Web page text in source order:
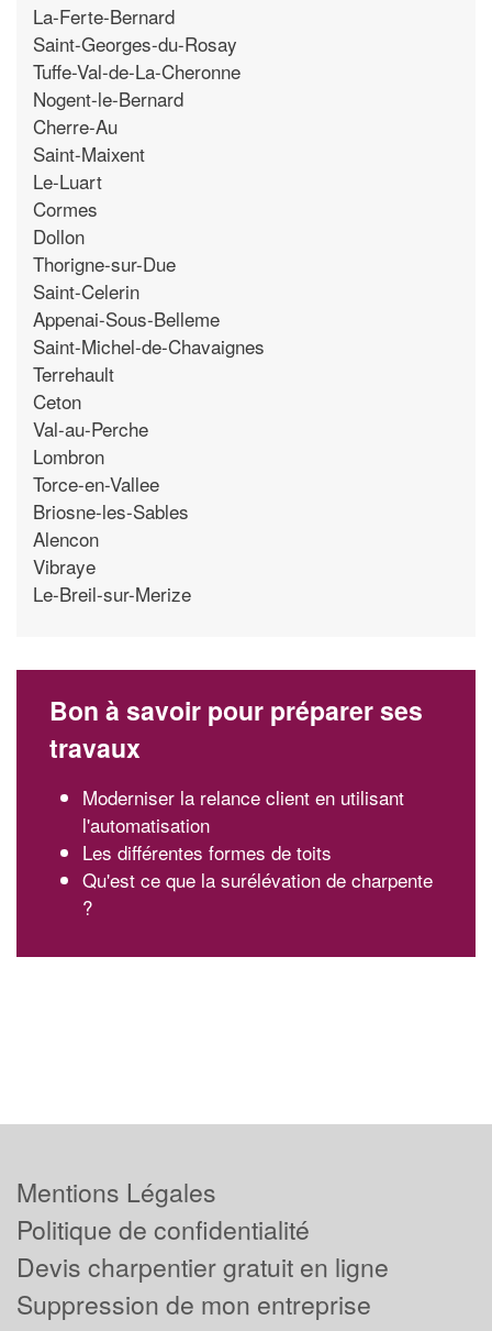
La-Ferte-Bernard
Saint-Georges-du-Rosay
Tuffe-Val-de-La-Cheronne
Nogent-le-Bernard
Cherre-Au
Saint-Maixent
Le-Luart
Cormes
Dollon
Thorigne-sur-Due
Saint-Celerin
Appenai-Sous-Belleme
Saint-Michel-de-Chavaignes
Terrehault
Ceton
Val-au-Perche
Lombron
Torce-en-Vallee
Briosne-les-Sables
Alencon
Vibraye
Le-Breil-sur-Merize
Bon à savoir pour préparer ses
travaux
Moderniser la relance client en utilisant
l'automatisation
Les différentes formes de toits
Qu'est ce que la surélévation de charpente
?
Mentions Légales
Politique de confidentialité
Devis charpentier gratuit en ligne
Suppression de mon entreprise